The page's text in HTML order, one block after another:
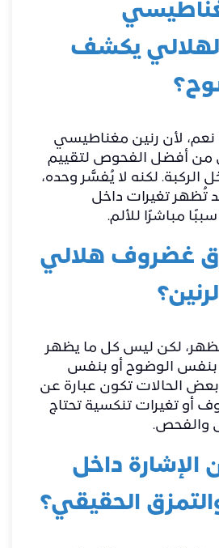
يكشف
لأن رنين مغناطيسي
من أفضل الفحوص لتقييم
الركبة. لكنه لا يُفسَّر وحده،
تُظهر تغيرات داخل
مباشرًا للألم.
غضروف هلالي
لكن ليس كل ما يظهر
الوضوح أو بنفس
بعض الحالات تكون عبارة عن
أو تغيرات تنكسية تحتاج
والفحص.
الإشارة داخل
الحقيقي؟